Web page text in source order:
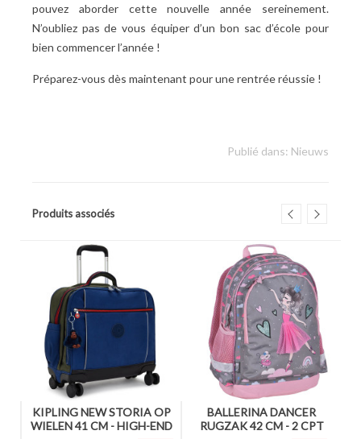
pouvez aborder cette nouvelle année sereinement.
N’oubliez pas de vous équiper d’un bon sac d’école pour
bien commencer l’année !
Préparez-vous dès maintenant pour une rentrée réussie !
Publié dans: Nieuws
Produits associés
KIPLING NEW STORIA OP
WIELEN 41 CM - HIGH-END
BALLERINA DANCER
RUGZAK 42 CM - 2 CPT